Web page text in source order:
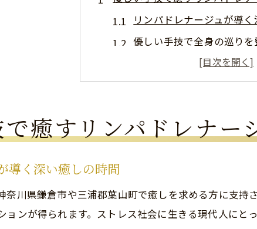
リンパドレナージュが導
優しい手技で全身の巡り
むくみケアに最適なリン
鎌倉の静かな空間で心身
鎌倉・葉山の隠れ家で叶うむく
プライベート空間でリン
リンパ浮腫に優しいケア
癒すリンパドレナー
導く深い癒しの時間
奈川県鎌倉市や三浦郡葉山町で癒しを求める方に支
ョンが得られます。ストレス社会に生きる現代人にと